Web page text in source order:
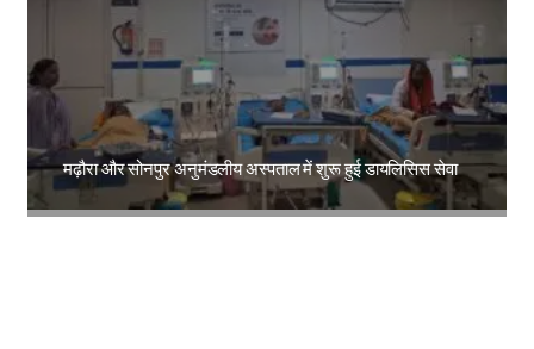
मढ़ौरा और सोनपुर अनुमंडलीय अस्पताल में शुरू हुई डायलिसिस सेवा
Amit Lekh